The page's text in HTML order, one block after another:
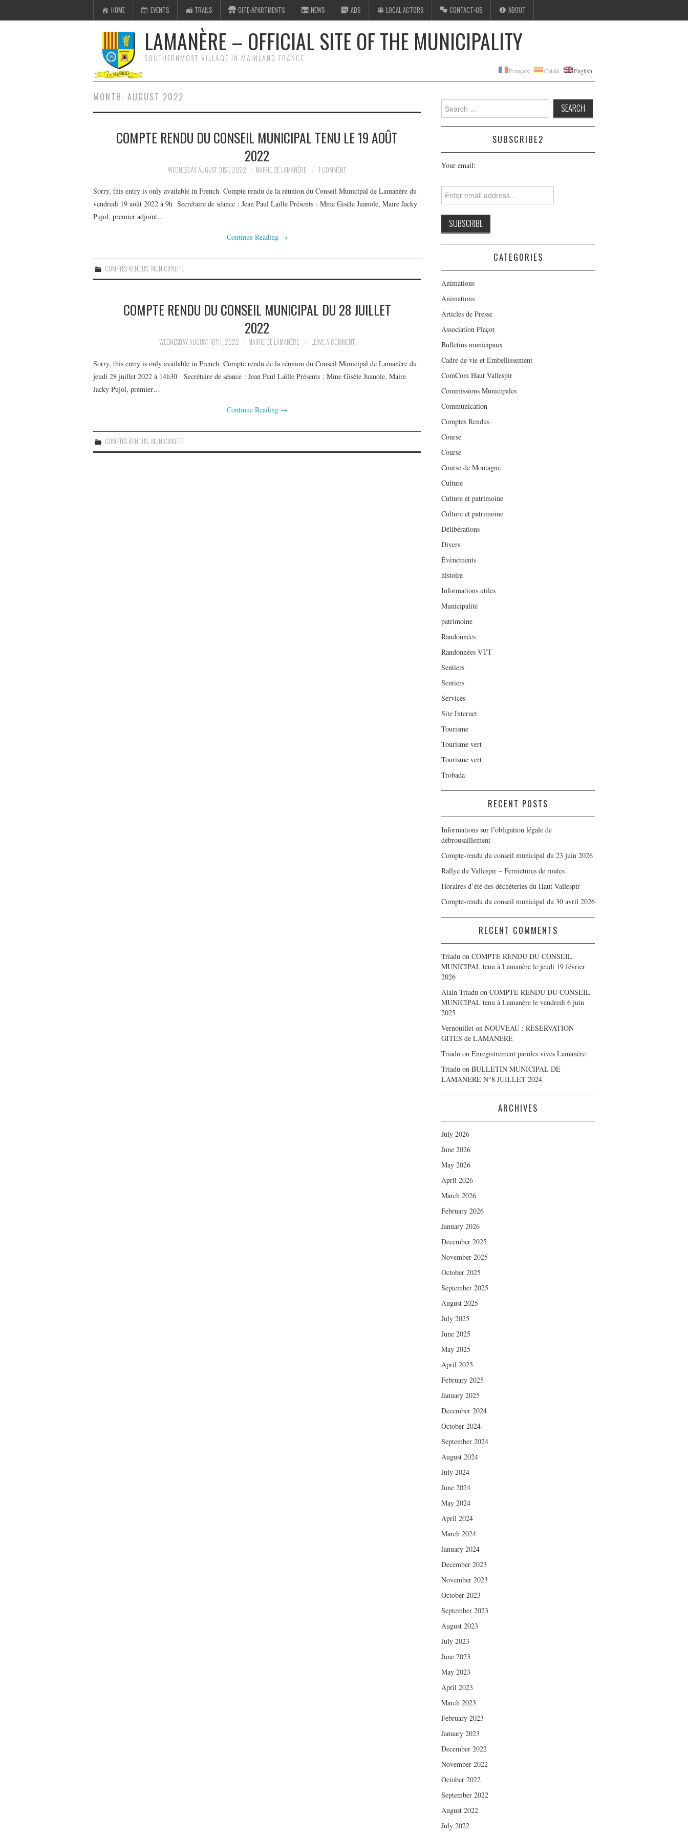
HOME EVENTS TRAILS GITE-APARTMENTS NEWS ADS LOCAL ACTORS CONTACT-US ABOUT
LAMANÈRE – OFFICIAL SITE OF THE MUNICIPALITY
SOUTHERNMOST VILLAGE IN MAINLAND FRANCE
Français Català English
MONTH: AUGUST 2022
COMPTE RENDU DU CONSEIL MUNICIPAL TENU LE 19 AOÛT
2022
WEDNESDAY AUGUST 31ST, 2022 MAIRIE DE LAMANÈRE 1 COMMENT
Sorry, this entry is only available in French. Compte rendu de la réunion du Conseil Municipal de Lamanère du
vendredi 19 août 2022 à 9h Secrétaire de séance : Jean Paul Laïlle Présents : Mme Gisèle Juanole, Maire Jacky
Pujol, premier adjoint…
Continue Reading →
COMPTES RENDUS, MUNICIPALITÉ
COMPTE RENDU DU CONSEIL MUNICIPAL DU 28 JUILLET
2022
WEDNESDAY AUGUST 10TH, 2022 MAIRIE DE LAMANÈRE LEAVE A COMMENT
Sorry, this entry is only available in French. Compte rendu de la réunion du Conseil Municipal de Lamanère du
jeudi 28 juillet 2022 à 14h30 Secrétaire de séance : Jean Paul Laïlle Présents : Mme Gisèle Juanole, Maire
Jacky Pujol, premier…
Continue Reading →
COMPTES RENDUS, MUNICIPALITÉ
Search
for:
SUBSCRIBE2
Your email:
CATEGORIES
Animations
Animations
Articles de Presse
Association Plaçot
Bulletins municipaux
Cadre de vie et Embellissement
ComCom Haut Vallespir
Commissions Municipales
Communication
Comptes Rendus
Course
Course
Course de Montagne
Culture
Culture et patrimoine
Culture et patrimoine
Délibérations
Divers
Évènements
histoire
Informations utiles
Municipalité
patrimoine
Randonnées
Randonnées VTT
Sentiers
Sentiers
Services
Site Internet
Tourisme
Tourisme vert
Tourisme vert
Trobada
RECENT POSTS
Informations sur l’obligation légale de
débrousaillement
Compte-rendu du conseil municipal du 23 juin 2026
Rallye du Vallespir – Fermetures de routes
Horaires d’été des déchèteries du Haut-Vallespir
Compte-rendu du conseil municipal du 30 avril 2026
RECENT COMMENTS
Triadu on COMPTE RENDU DU CONSEIL
MUNICIPAL tenu à Lamanère le jeudi 19 février
2026
Alain Triadu on COMPTE RENDU DU CONSEIL
MUNICIPAL tenu à Lamanère le vendredi 6 juin
2025
Vernouillet on NOUVEAU : RESERVATION
GITES de LAMANERE
Triadu on Enregistrement paroles vives Lamanère
Triadu on BULLETIN MUNICIPAL DE
LAMANERE N°8 JUILLET 2024
ARCHIVES
July 2026
June 2026
May 2026
April 2026
March 2026
February 2026
January 2026
December 2025
November 2025
October 2025
September 2025
August 2025
July 2025
June 2025
May 2025
April 2025
February 2025
January 2025
December 2024
October 2024
September 2024
August 2024
July 2024
June 2024
May 2024
April 2024
March 2024
January 2024
December 2023
November 2023
October 2023
September 2023
August 2023
July 2023
June 2023
May 2023
April 2023
March 2023
February 2023
January 2023
December 2022
November 2022
October 2022
September 2022
August 2022
July 2022